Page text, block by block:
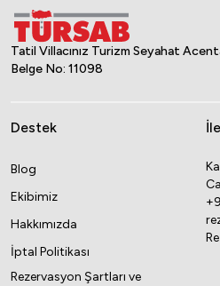
Tatil Villacınız Turizm Seyahat
Belge No: 11098
Destek
Blog
Ekibimiz
Hakkımızda
İptal Politikası
Rezervasyon Şartları ve